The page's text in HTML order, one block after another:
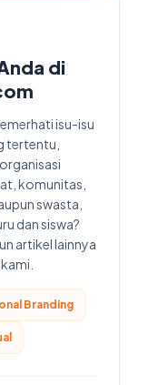
di
isu-isu
tertentu,
komunitas,
swasta,
dan siswa?
artikel lainnya
Branding